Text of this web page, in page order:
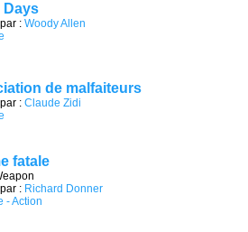
Days
: Woody Allen
de malfaiteurs
: Claude Zidi
fatale
: Richard Donner
- Action